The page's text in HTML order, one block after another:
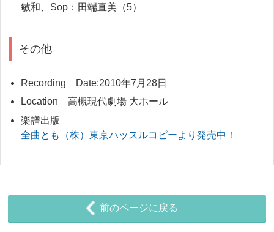
敏和、Sop：田端直美（5）
その他
Recording Date:2010年7月28日
Location 高槻現代劇場 大ホール
楽譜出版
全曲とも（株）東京ハッスルコピーより発売中！
前のページに戻る